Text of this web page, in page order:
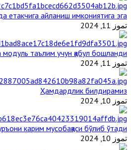
айланиш имкониятига эга
تموز 11, 2024
таълим учун қабул бошланди
تموز 11, 2024
Ҳамдардлик билдирамиз
تموز 10, 2024
карим мусобақаси бўлиб ўтади
تموز 10, 2024